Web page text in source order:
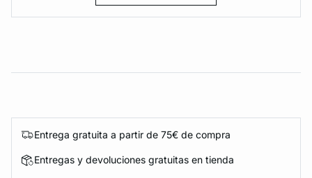
Entrega gratuita a partir de 75€ de compra
Entregas y devoluciones gratuitas en tienda